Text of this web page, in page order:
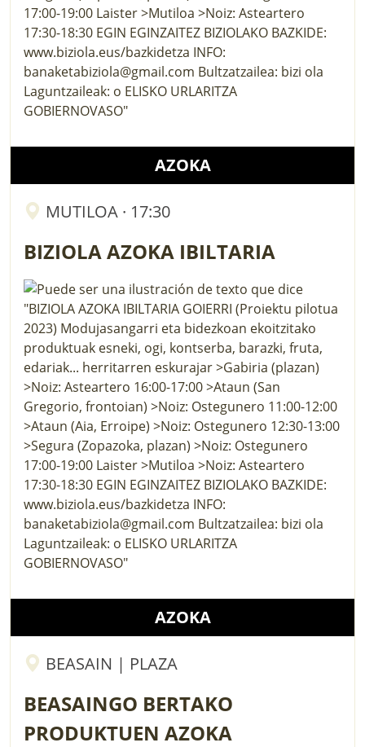
AZOKA
MUTILOA · 17:30
BIZIOLA AZOKA IBILTARIA
AZOKA
BEASAIN | PLAZA
BEASAINGO BERTAKO
PRODUKTUEN AZOKA